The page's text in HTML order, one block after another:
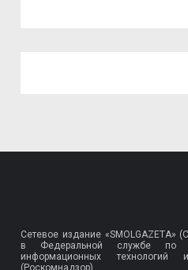
Сетевое издание «SMOLGAZETA»
в Федеральной службе по
информационных
(Роскомнадзор).